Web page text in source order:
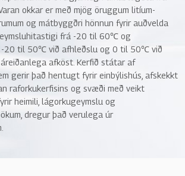
okkar er með mjög öruggum litíum-
og mátbyggðri hönnun fyrir auðvelda
frá -20 til 60℃ og
20 til 50℃ við afhleðslu og 0 til 50℃ við
afköst. Kerfið státar af
gerir það hentugt fyrir einbýlishús, afskekkt
raforkukerfisins og svæði með veikt
heimili, lágorkugeymslu og
dregur það verulega úr